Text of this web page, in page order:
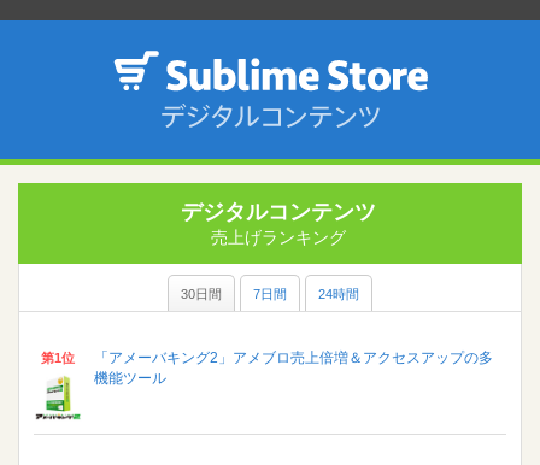
デジタルコンテンツ
売上げランキング
30日間 7日間 24時間
第1位
「アメーバキング2」アメブロ売上倍増＆アクセスアップの多
機能ツール